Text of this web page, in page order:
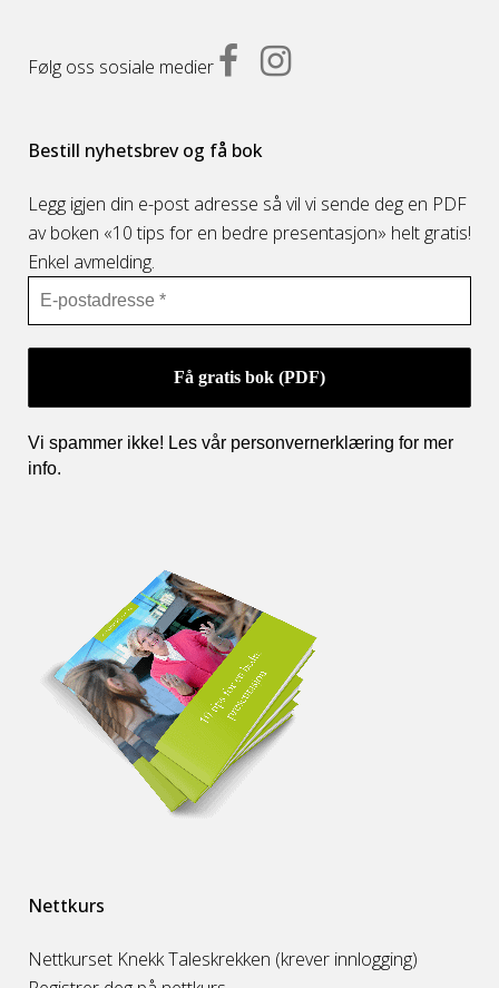
Følg oss sosiale medier
Bestill nyhetsbrev og få bok
Legg igjen din e-post adresse så vil vi sende deg en PDF
av boken «10 tips for en bedre presentasjon» helt gratis!
Enkel avmelding.
Vi spammer ikke! Les vår personvernerklæring for mer
info.
Nettkurs
Nettkurset Knekk Taleskrekken (krever innlogging)